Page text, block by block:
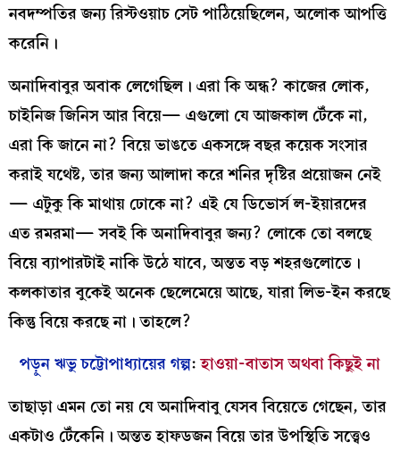
নবদম্পতির জন্য রিস্টওয়াচ সেট পাঠিয়েছিলেন, অলোক আপত্তি
করেনি।
অনাদিবাবুর অবাক লেগেছিল। এরা কি অন্ধ? কাজের লোক,
চাইনিজ জিনিস আর বিয়ে— এগুলো যে আজকাল টেঁকে না,
এরা কি জানে না? বিয়ে ভাঙতে একসঙ্গে বছর কয়েক সংসার
করাই যথেষ্ট, তার জন্য আলাদা করে শনির দৃষ্টির প্রয়োজন নেই
— এটুকু কি মাথায় ঢোকে না? এই যে ডিভোর্স ল-ইয়ারদের
এত রমরমা— সবই কি অনাদিবাবুর জন্য? লোকে তো বলছে
বিয়ে ব্যাপারটাই নাকি উঠে যাবে, অন্তত বড় শহরগুলোতে।
কলকাতার বুকেই অনেক ছেলেমেয়ে আছে, যারা লিভ-ইন করছে
কিন্তু বিয়ে করছে না। তাহলে?
পড়ুন ঋভু চট্টোপাধ্যায়ের গল্প:হাওয়া-বাতাস অথবা কিছুই না
তাছাড়া এমন তো নয় যে অনাদিবাবু যেসব বিয়েতে গেছেন, তার
একটাও টেঁকেনি। অন্তত হাফডজন বিয়ে তার উপস্থিতি সত্ত্বেও